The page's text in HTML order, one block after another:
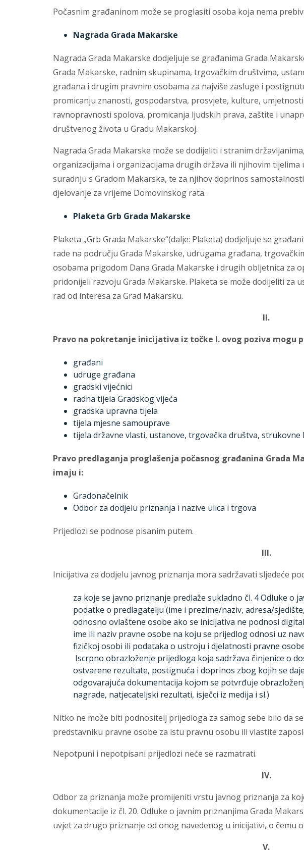
Počasnim građaninom može se proglasiti osoba koja nema
Nagrada Grada Makarske
Nagrada Grada Makarske dodjeljuje se građanima Grada
Grada Makarske, radnim skupinama, trgovačkim društvima,
građana i drugim pravnim osobama za najviše zasluge i
promicanju znanosti, gospodarstva, prosvjete, kulture,
ravnopravnosti spolova, promicanja ljudskih prava, zaštite i
društvenog života u Gradu Makarskoj.
Nagrada Grada Makarske može se dodijeliti i stranim
organizacijama i organizacijama drugih država ili njihovim
suradnju s Gradom Makarska, te za njihov doprinos
djelovanje za vrijeme Domovinskog rata.
Plaketa Grb Grada Makarske
Plaketa „Grb Grada Makarske“(dalje: Plaketa) dodjeljuje se
rade na području Grada Makarske, udrugama građana,
osobama prigodom Dana Grada Makarske i drugih obljetnica za
pridonijeli razvoju Grada Makarske. Plaketa se može dodijeliti za
rad od interesa za Grad Makarsku.
II.
Pravo na pokretanje inicijativa iz točke I. ovog poziva mogu
građani
udruge građana
gradski vijećnici
radna tijela Gradskog vijeća
gradska upravna tijela
tijela mjesne samouprave
tijela državne vlasti, ustanove, trgovačka društva,
Pravo predlaganja proglašenja počasnog građanina Grada
imaju i:
Gradonačelnik
Odbor za dodjelu priznanja i nazive ulica i trgova
Prijedlozi se podnose pisanim putem.
III.
Inicijativa za dodjelu javnog priznanja mora sadržavati sljedeće
za koje se javno priznanje predlaže sukladno čl. 4 Odluke o
podatke o predlagatelju (ime i prezime/naziv, adresa/
odnosno ovlaštene osobe ako se inicijativa ne podnosi
ime ili naziv pravne osobe na koju se prijedlog odnosi uz
fizičkoj osobi ili podataka o ustroju i djelatnosti pravne
Iscrpno obrazloženje prijedloga koja sadržava činjenice o
ostvarene rezultate, postignuća i doprinos zbog kojih se
odgovarajuća dokumentacija kojom se potvrđuje
nagrade, natjecateljski rezultati, isječci iz medija i sl.)
Nitko ne može biti podnositelj prijedloga za samog sebe bilo da
predstavniku pravne osobe za istu pravnu osobu ili vlastite
Nepotpuni i nepotpisani prijedlozi neće se razmatrati.
IV.
Odbor za priznanja može promijeniti vrstu javnog priznanja za
dokumentacije iz čl. 20. Odluke o javnim priznanjima Grada
uvjet za drugo priznanje od onog navedenog u inicijativi, o čemu
V.